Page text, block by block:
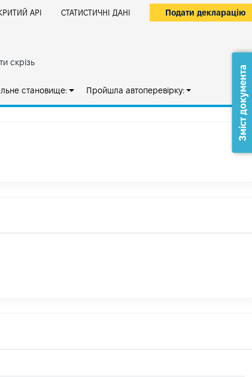
АРІ СТАТИСТИЧНІ ДАНІ Подати декларацію
скрізь
становище: Пройшла автоперевірку: Зміст документа